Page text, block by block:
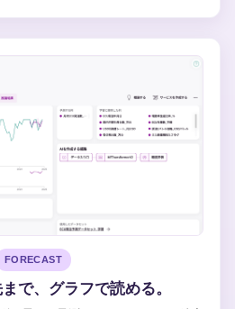
FORECAST
で、グラフで読める。